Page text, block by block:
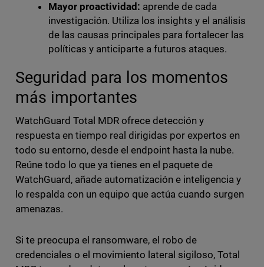
Mayor proactividad: aprende de cada
investigación. Utiliza los insights y el análisis
de las causas principales para fortalecer las
políticas y anticiparte a futuros ataques.
Seguridad para los momentos
más importantes
WatchGuard Total MDR ofrece detección y
respuesta en tiempo real dirigidas por expertos en
todo su entorno, desde el endpoint hasta la nube.
Reúne todo lo que ya tienes en el paquete de
WatchGuard, añade automatización e inteligencia y
lo respalda con un equipo que actúa cuando surgen
amenazas.
Si te preocupa el ransomware, el robo de
credenciales o el movimiento lateral sigiloso, Total